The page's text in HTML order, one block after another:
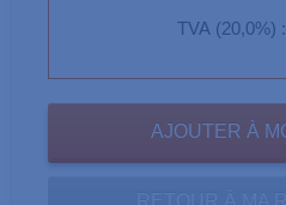
TVA (20,0%) :